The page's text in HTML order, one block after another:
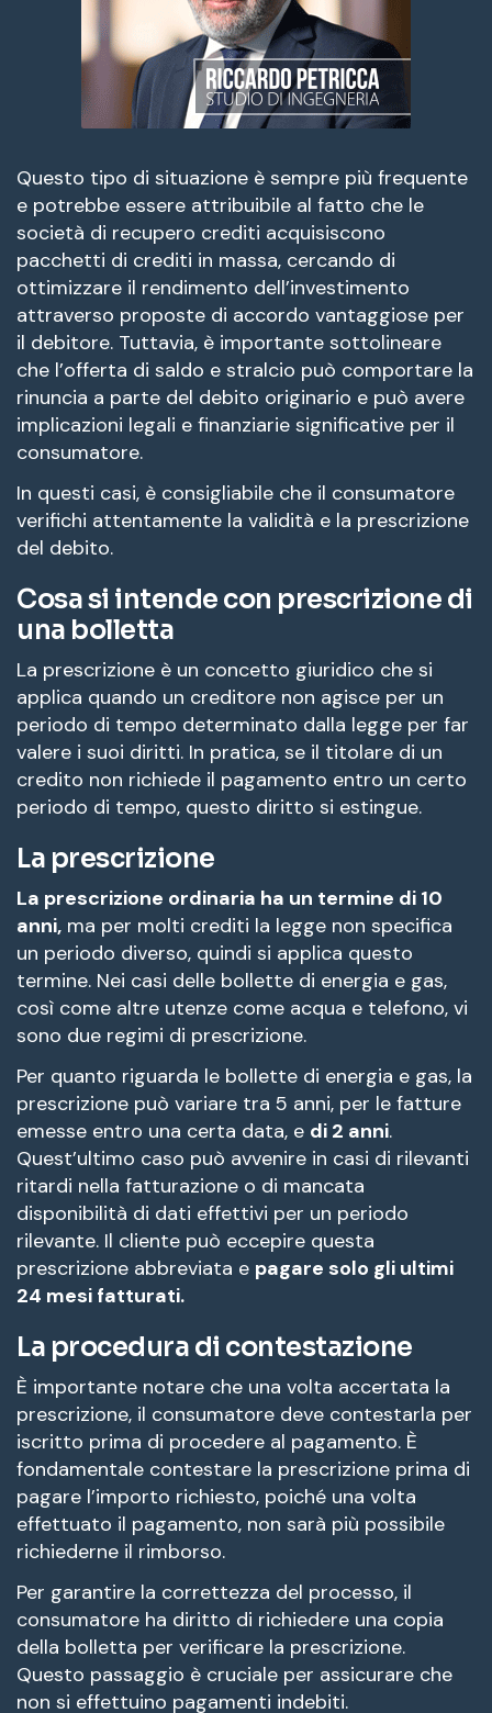
Questo tipo di situazione è sempre più frequente
e potrebbe essere attribuibile al fatto che le
società di recupero crediti acquisiscono
pacchetti di crediti in massa, cercando di
ottimizzare il rendimento dell’investimento
attraverso proposte di accordo vantaggiose per
il debitore. Tuttavia, è importante sottolineare
che l’offerta di saldo e stralcio può comportare la
rinuncia a parte del debito originario e può avere
implicazioni legali e finanziarie significative per il
consumatore.
In questi casi, è consigliabile che il consumatore
verifichi attentamente la validità e la prescrizione
del debito.
Cosa si intende con prescrizione di
una bolletta
La prescrizione è un concetto giuridico che si
applica quando un creditore non agisce per un
periodo di tempo determinato dalla legge per far
valere i suoi diritti. In pratica, se il titolare di un
credito non richiede il pagamento entro un certo
periodo di tempo, questo diritto si estingue.
La prescrizione
La prescrizione ordinaria ha un termine di 10
anni, ma per molti crediti la legge non specifica
un periodo diverso, quindi si applica questo
termine. Nei casi delle bollette di energia e gas,
così come altre utenze come acqua e telefono, vi
sono due regimi di prescrizione.
Per quanto riguarda le bollette di energia e gas, la
prescrizione può variare tra 5 anni, per le fatture
emesse entro una certa data, e di 2 anni.
Quest’ultimo caso può avvenire in casi di rilevanti
ritardi nella fatturazione o di mancata
disponibilità di dati effettivi per un periodo
rilevante. Il cliente può eccepire questa
prescrizione abbreviata e pagare solo gli ultimi
24 mesi fatturati.
La procedura di contestazione
È importante notare che una volta accertata la
prescrizione, il consumatore deve contestarla per
iscritto prima di procedere al pagamento. È
fondamentale contestare la prescrizione prima di
pagare l’importo richiesto, poiché una volta
effettuato il pagamento, non sarà più possibile
richiederne il rimborso.
Per garantire la correttezza del processo, il
consumatore ha diritto di richiedere una copia
della bolletta per verificare la prescrizione.
Questo passaggio è cruciale per assicurare che
non si effettuino pagamenti indebiti.